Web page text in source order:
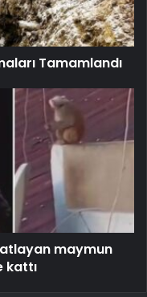
Tamamlandı
maymun
kattı